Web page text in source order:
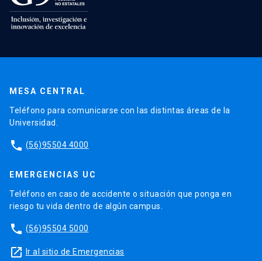
MESA CENTRAL
Teléfono para comunicarse con las distintas áreas de la
Universidad.
phone (56)95504 4000
EMERGENCIAS UC
Teléfono en caso de accidente o situación que ponga en
riesgo tu vida dentro de algún campus.
phone (56)95504 5000
launch Ir al sitio de Emergencias